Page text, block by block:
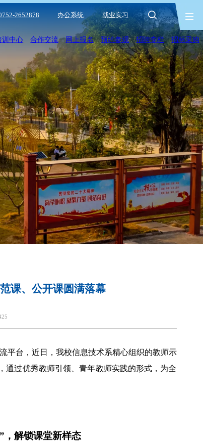
2652878 办公系统 就业实习
训中心 合作交流 网上报名 预约参观 招聘专栏 招标采购
课、公开课圆满落幕
平台，近日，我校信息技术系精心组织的教师示
通过优秀教师引领、青年教师实践的形式，为全
，解锁课堂新样态